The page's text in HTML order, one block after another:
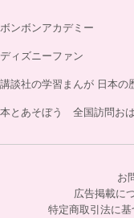
ボンボンアカデミー
ディズニーファン
講談社の学習まんが 日本の
本とあそぼう 全国訪問お
お
広告掲載に
特定商取引法に